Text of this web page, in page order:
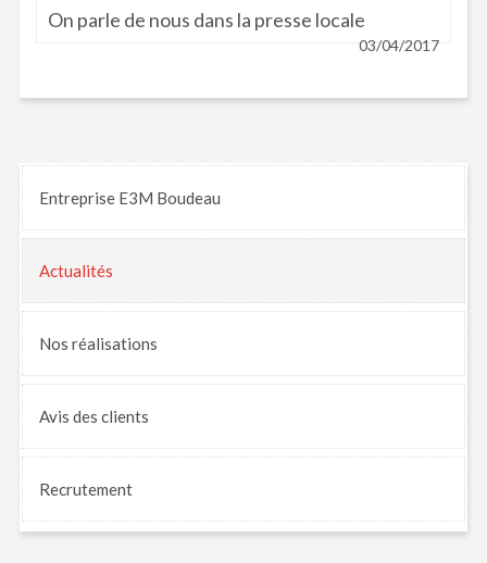
On parle de nous dans la presse locale
03/04/2017
Entreprise E3M Boudeau
Actualités
Nos réalisations
Avis des clients
Recrutement